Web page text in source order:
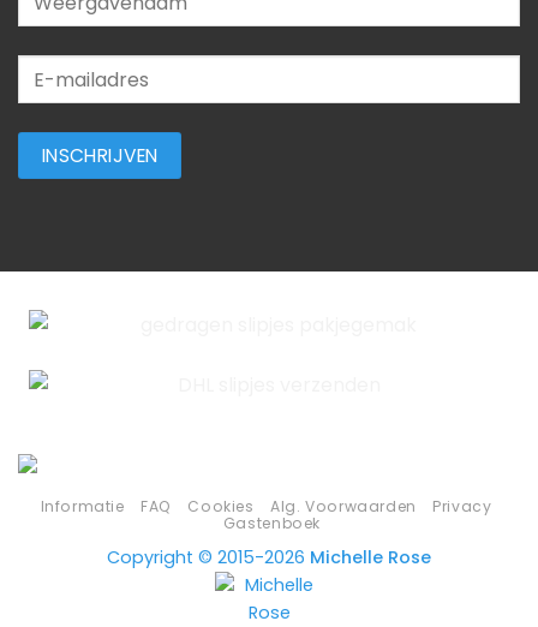
Informatie FAQ Cookies Alg. Voorwaarden
Privacy
Gastenboek
Copyright © 2015-2026 Michelle Rose